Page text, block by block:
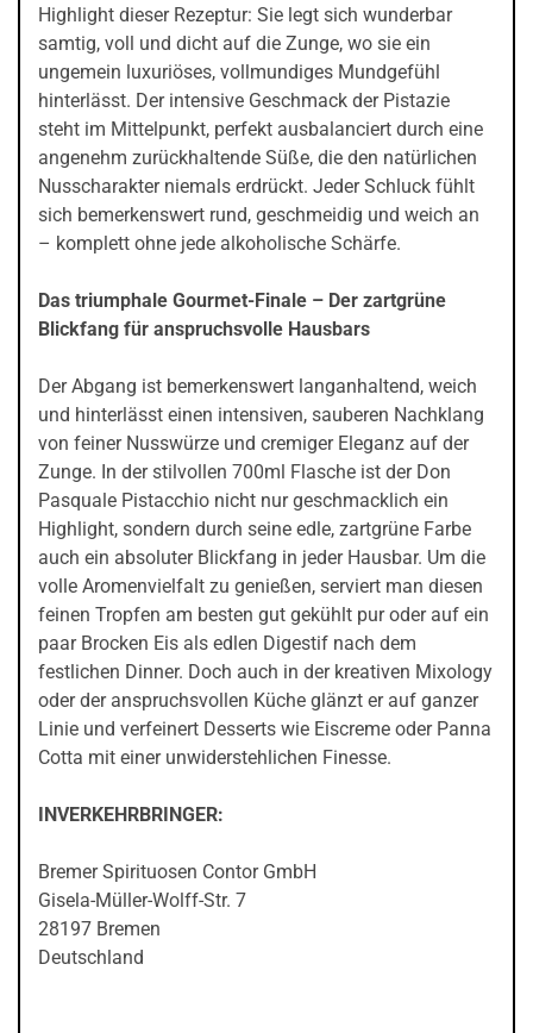
Highlight dieser Rezeptur: Sie legt sich wunderbar
samtig, voll und dicht auf die Zunge, wo sie ein
ungemein luxuriöses, vollmundiges Mundgefühl
hinterlässt. Der intensive Geschmack der Pistazie
steht im Mittelpunkt, perfekt ausbalanciert durch eine
angenehm zurückhaltende Süße, die den natürlichen
Nusscharakter niemals erdrückt. Jeder Schluck fühlt
sich bemerkenswert rund, geschmeidig und weich an
– komplett ohne jede alkoholische Schärfe.
Das triumphale Gourmet-Finale – Der zartgrüne
Blickfang für anspruchsvolle Hausbars
Der Abgang ist bemerkenswert langanhaltend, weich
und hinterlässt einen intensiven, sauberen Nachklang
von feiner Nusswürze und cremiger Eleganz auf der
Zunge. In der stilvollen 700ml Flasche ist der Don
Pasquale Pistacchio nicht nur geschmacklich ein
Highlight, sondern durch seine edle, zartgrüne Farbe
auch ein absoluter Blickfang in jeder Hausbar. Um die
volle Aromenvielfalt zu genießen, serviert man diesen
feinen Tropfen am besten gut gekühlt pur oder auf ein
paar Brocken Eis als edlen Digestif nach dem
festlichen Dinner. Doch auch in der kreativen Mixology
oder der anspruchsvollen Küche glänzt er auf ganzer
Linie und verfeinert Desserts wie Eiscreme oder Panna
Cotta mit einer unwiderstehlichen Finesse.
INVERKEHRBRINGER:
Bremer Spirituosen Contor GmbH
Gisela-Müller-Wolff-Str. 7
28197 Bremen
Deutschland